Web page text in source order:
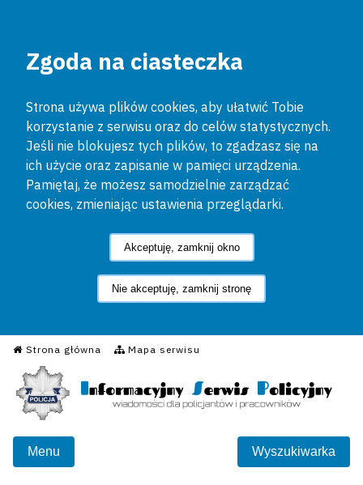
Zgoda na ciasteczka
Strona używa plików cookies, aby ułatwić Tobie
korzystanie z serwisu oraz do celów statystycznych.
Jeśli nie blokujesz tych plików, to zgadzasz się na
ich użycie oraz zapisanie w pamięci urządzenia.
Pamiętaj, że możesz samodzielnie zarządzać
cookies, zmieniając ustawienia przeglądarki.
Akceptuję, zamknij okno
Nie akceptuję, zamknij stronę
Strona główna Mapa serwisu
Informacyjny Serwis
Menu Wyszukiwarka